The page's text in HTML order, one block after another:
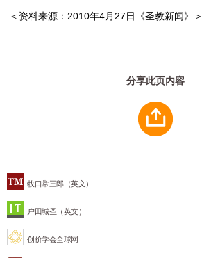
牧口常三郎（英文）
户田城圣（英文）
创价学会全球网
＜资料来源：2010年4月27日《圣教新闻》＞
分享此页内容